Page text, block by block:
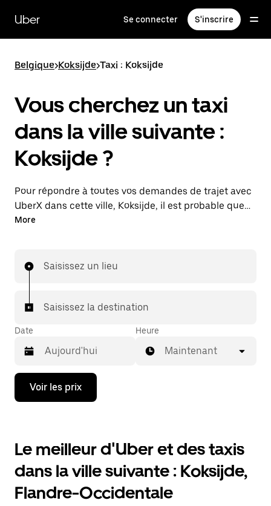
contenu
principal
Uber Se connecter S'inscrire
Belgique>Koksijde>Taxi : Koksijde
Vous cherchez un taxi
dans la ville suivante :
Koksijde ?
Pour répondre à toutes vos demandes de trajet avec
UberX dans cette ville, Koksijde, il est probable que
nous vous mettions en relation avec un chauffeur de
même disponibilité (24 h/24 et 7/j) qu'avec UberX.
More
Saisissez un lieu
Saisissez la destination
Date
Appuyez
la
bas
pour
ouvrir
le
calendrier
et
Heure
Maintenant
Voir les prix
Le meilleur d'Uber et des taxis
dans la ville suivante : Koksijde,
Flandre-Occidentale